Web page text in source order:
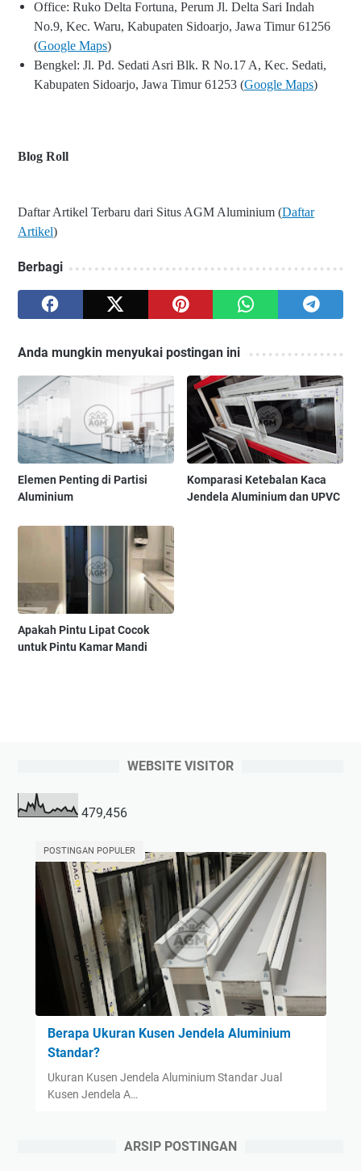
Office: Ruko Delta Fortuna, Perum Jl. Delta Sari Indah
No.9, Kec. Waru, Kabupaten Sidoarjo, Jawa Timur 61256
(Google Maps)
Bengkel: Jl. Pd. Sedati Asri Blk. R No.17 A, Kec. Sedati,
Kabupaten Sidoarjo, Jawa Timur 61253 (Google Maps)
Blog Roll
Daftar Artikel Terbaru dari Situs AGM Aluminium (Daftar
Artikel)
Berbagi
Anda mungkin menyukai postingan ini
Elemen Penting di Partisi
Aluminium
Komparasi Ketebalan Kaca
Jendela Aluminium dan UPVC
Apakah Pintu Lipat Cocok
untuk Pintu Kamar Mandi
WEBSITE VISITOR
479,456
POSTINGAN POPULER
Berapa Ukuran Kusen Jendela Aluminium
Standar?
Ukuran Kusen Jendela Aluminium Standar Jual
Kusen Jendela A…
ARSIP POSTINGAN